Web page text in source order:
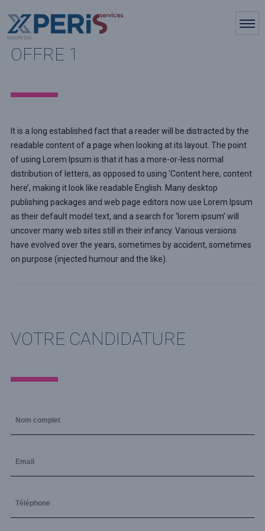
OFFRE 1
It is a long established fact that a reader will be distracted by the
readable content of a page when looking at its layout. The point
of using Lorem Ipsum is that it has a more-or-less normal
distribution of letters, as opposed to using ‘Content here, content
here’, making it look like readable English. Many desktop
publishing packages and web page editors now use Lorem Ipsum
as their default model text, and a search for ‘lorem ipsum’ will
uncover many web sites still in their infancy. Various versions
have evolved over the years, sometimes by accident, sometimes
on purpose (injected humour and the like).
VOTRE CANDIDATURE